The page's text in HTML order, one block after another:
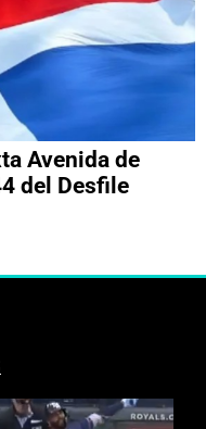
Avenida de
del Desfile